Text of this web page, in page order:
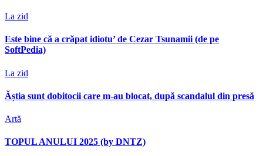
La zid
Este bine că a crăpat idiotu’ de Cezar Tsunamii (de pe
SoftPedia)
La zid
Ăștia sunt dobitocii care m-au blocat, după scandalul din presă
Artă
TOPUL ANULUI 2025 (by DNTZ)